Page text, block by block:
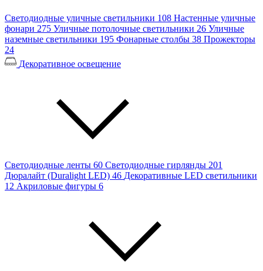
Светодиодные уличные светильники 108 Настенные уличные
фонари 275 Уличные потолочные светильники 26 Уличные
наземные светильники 195 Фонарные столбы 38 Прожекторы
24
Декоративное освещение
Светодиодные ленты 60 Светодиодные гирлянды 201
Дюралайт (Duralight LED) 46 Декоративные LED светильники
12 Акриловые фигуры 6